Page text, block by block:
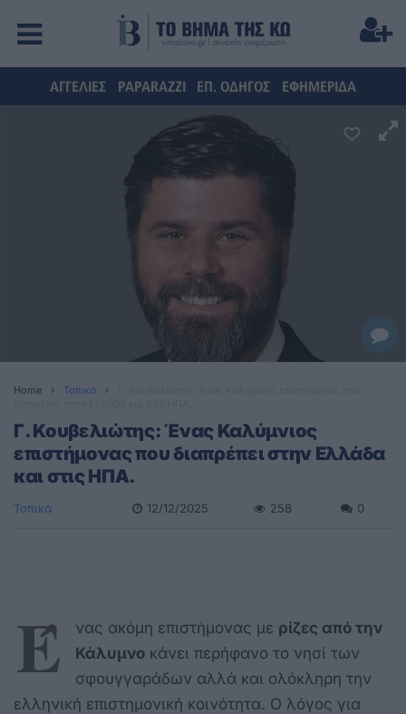
ΑΓΓΕΛΙΕΣ PAPARAZZI ΕΠ. ΟΔΗΓΟΣ ΕΦΗΜΕΡΙΔΑ
Home Τοπικά
Γ. Κουβελιώτης: Ένας Καλύμνιος
επιστήμονας που διαπρέπει στην Ελλάδα
και στις ΗΠΑ.
Τοπικά 12/12/2025 258 0
Έ νας ακόμη επιστήμονας με ρίζες από την
Κάλυμνο κάνει περήφανο το νησί των
σφουγγαράδων αλλά και ολόκληρη την
ελληνική επιστημονική κοινότητα. Ο λόγος για